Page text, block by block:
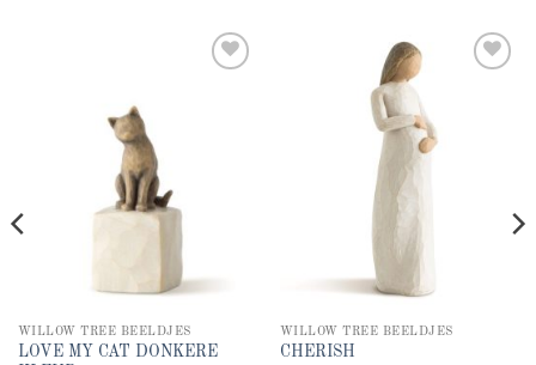
WILLOW TREE BEELDJES
LOVE MY CAT DONKERE
WILLOW TREE BEELDJES
CHERISH